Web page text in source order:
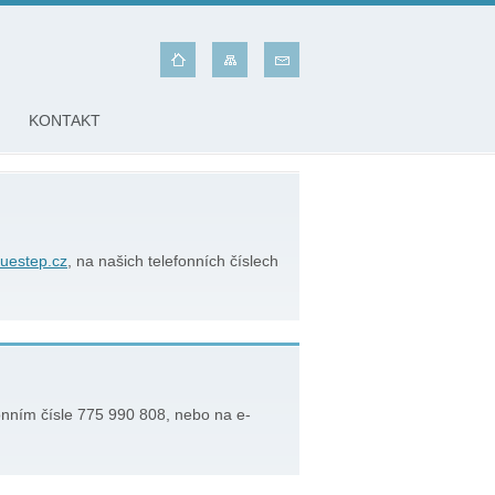
KONTAKT
, na našich telefonních číslech
čísle 775 990 808, nebo na e-